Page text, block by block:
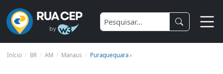
Início BR AM Manaus Puraquequara ›